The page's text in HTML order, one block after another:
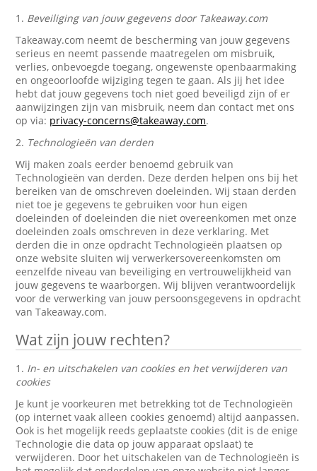
1. Beveiliging van jouw gegevens door Takeaway.com
Takeaway.com neemt de bescherming van jouw gegevens
serieus en neemt passende maatregelen om misbruik,
verlies, onbevoegde toegang, ongewenste openbaarmaking
en ongeoorloofde wijziging tegen te gaan. Als jij het idee
hebt dat jouw gegevens toch niet goed beveiligd zijn of er
aanwijzingen zijn van misbruik, neem dan contact met ons
op via: privacy-concerns@takeaway.com.
2. Technologieën van derden
Wij maken zoals eerder benoemd gebruik van
Technologieën van derden. Deze derden helpen ons bij het
bereiken van de omschreven doeleinden. Wij staan derden
niet toe je gegevens te gebruiken voor hun eigen
doeleinden of doeleinden die niet overeenkomen met onze
doeleinden zoals omschreven in deze verklaring. Met
derden die in onze opdracht Technologieën plaatsen op
onze website sluiten wij verwerkersovereenkomsten om
eenzelfde niveau van beveiliging en vertrouwelijkheid van
jouw gegevens te waarborgen. Wij blijven verantwoordelijk
voor de verwerking van jouw persoonsgegevens in opdracht
van Takeaway.com.
Wat zijn jouw rechten?
1. In- en uitschakelen van cookies en het verwijderen van
cookies
Je kunt je voorkeuren met betrekking tot de Technologieën
(op internet vaak alleen cookies genoemd) altijd aanpassen.
Ook is het mogelijk reeds geplaatste cookies (dit is de enige
Technologie die data op jouw apparaat opslaat) te
verwijderen. Door het uitschakelen van de Technologieën is